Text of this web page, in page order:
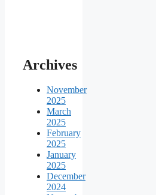
Archives
November
2025
March
2025
February
2025
January
2025
December
2024